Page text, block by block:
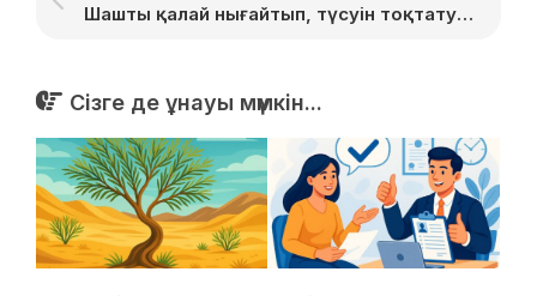
Шашты қалай нығайтып, түсуін тоқтату керек
Сізге де ұнауы мүмкін...